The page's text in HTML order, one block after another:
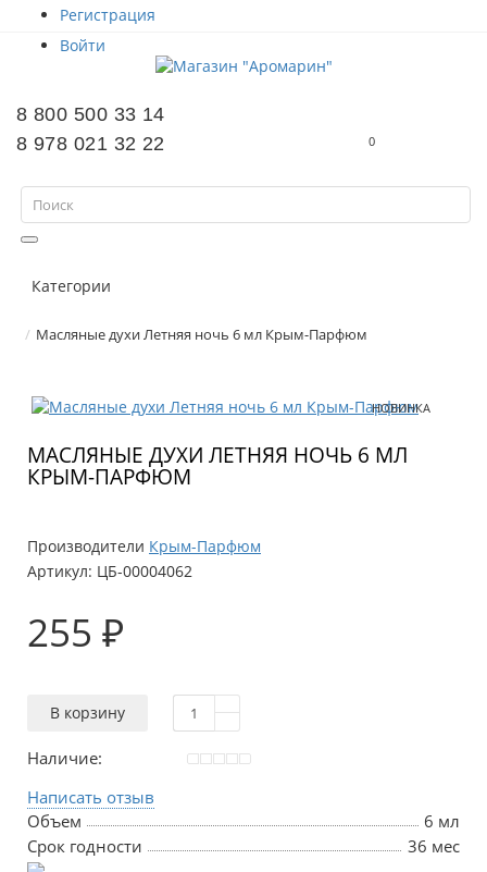
Регистрация
Войти
8 800 500 33 14
8 978 021 32 22
0
Категории
Масляные духи Летняя ночь 6 мл Крым-Парфюм
НОВИНКА
МАСЛЯНЫЕ ДУХИ ЛЕТНЯЯ НОЧЬ 6 МЛ
КРЫМ-ПАРФЮМ
Производители Крым-Парфюм
Артикул: ЦБ-00004062
255 ₽
В корзину
Наличие:
Написать отзыв
Объем
6 мл
Срок годности
36 мес